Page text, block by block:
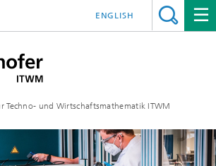
Techno- und Wirtschaftsmathematik ITWM
ENGLISH